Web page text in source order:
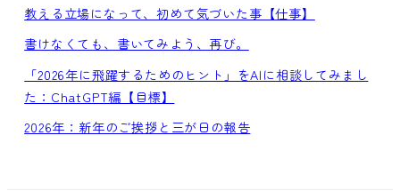
教える立場になって、初めて気づいた事【仕事】
書けなくても、書いてみよう、再び。
「2026年に飛躍するためのヒント」をAIに相談してみまし
た：ChatGPT編【目標】
2026年：新年のご挨拶と三が日の報告